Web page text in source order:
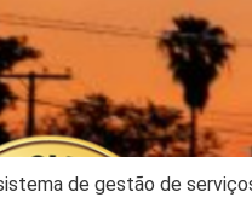
de gestão de